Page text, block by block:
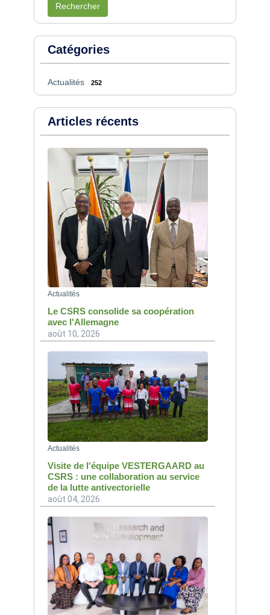
Rechercher
Catégories
Actualités 252
Articles récents
Actualités
Le CSRS consolide sa coopération
avec l'Allemagne
août 10, 2026
Actualités
Visite de l'équipe VESTERGAARD au
CSRS : une collaboration au service
de la lutte antivectorielle
août 04, 2026